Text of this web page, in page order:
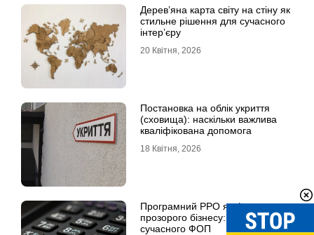
Дерев’яна карта світу на стіну як
стильне рішення для сучасного
інтер’єру
20 Квітня, 2026
Постановка на облік укриття
(сховища): наскільки важлива
кваліфікована допомога
18 Квітня, 2026
Програмний РРО як фундамент
прозорого бізнесу: посібник для
сучасного ФОП